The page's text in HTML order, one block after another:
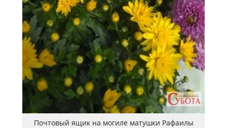
Почтовый ящик на могиле матушки Рафаилы